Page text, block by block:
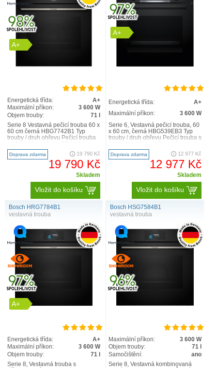
A+
Energetická třída:
A+
Maximální příkon:
3 600 W
Objem trouby:
71 l
Serie 8 Vestavná pečicí trouba 60 x
60 cm černá HBG7742B1 Typ
trouby / druh ohřevu Pečicí trouba
vzduch, horní/sp..
Doprava zdarma 19 790 Kč
19 790 Kč
Skladem
Vložit do košíku
A+
Energetická třída:
A+
Maximální příkon:
3 600 W
Serie 6, Vestavná pečicí trouba, 60
x 60 cm, černá HBG539EB3 Typ
trouby / druh ohřevu Pečicí trouba s
horní/s..
Doprava zdarma 12 977 Kč
12 977 Kč
Skladem
Vložit do košíku
Bosch HRG7784B1
vestavná trouba
A+
Energetická třída:
A+
Maximální příkon:
3 600 W
Objem trouby:
71 l
Serie 8, Vestavná trouba s
Bosch HSG7584B1
vestavná trouba
Maximální příkon:
3 600 W
Objem trouby:
71 l
Samočištění:
ano
Serie 8, Vestavná kombinovaná